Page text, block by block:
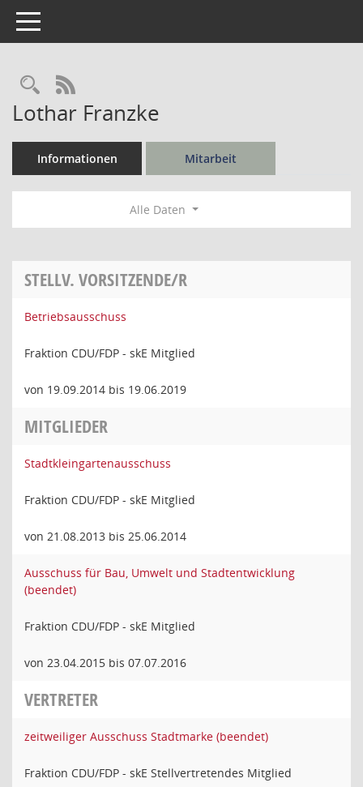
Toggle navigation
Rechercheauswahl
RSS-Feed
Lothar Franzke
Informationen Mitarbeit
Alle Daten
STELLV. VORSITZENDE/R
Betriebsausschuss
Fraktion CDU/FDP - skE Mitglied
von 19.09.2014 bis 19.06.2019
MITGLIEDER
Stadtkleingartenausschuss
Fraktion CDU/FDP - skE Mitglied
von 21.08.2013 bis 25.06.2014
Ausschuss für Bau, Umwelt und Stadtentwicklung
(beendet)
Fraktion CDU/FDP - skE Mitglied
von 23.04.2015 bis 07.07.2016
VERTRETER
zeitweiliger Ausschuss Stadtmarke (beendet)
Fraktion CDU/FDP - skE Stellvertretendes Mitglied